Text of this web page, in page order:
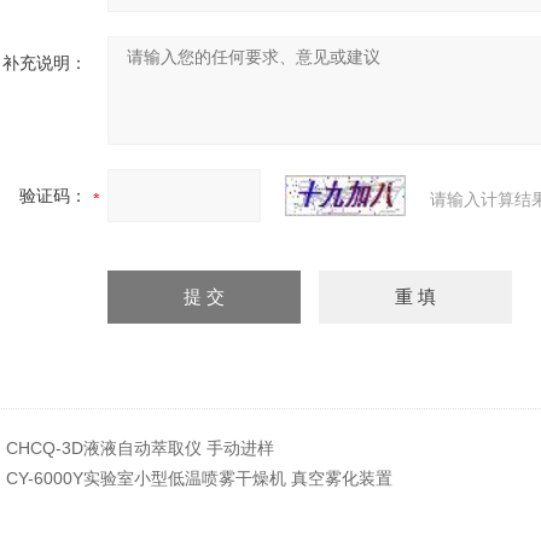
补充说明：
验证码： 请输入计算结
CHCQ-3D液液自动萃取仪 手动进样
CY-6000Y实验室小型低温喷雾干燥机 真空雾化装置